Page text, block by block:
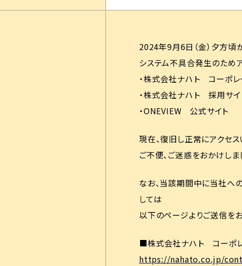
2024年9月6日（金）夕方頃
システム不具合発生のため
・株式会社ナハト コーポレ
・株式会社ナハト 採用サイ
・ONEVIEW 公式サイト
現在、復旧し正常にアクセ
ご不便、ご迷惑をおかけし
なお、当該期間中に当社へ
しては
以下のページよりご送信を
■株式会社ナハト コーポ
https://nahato.co.jp/